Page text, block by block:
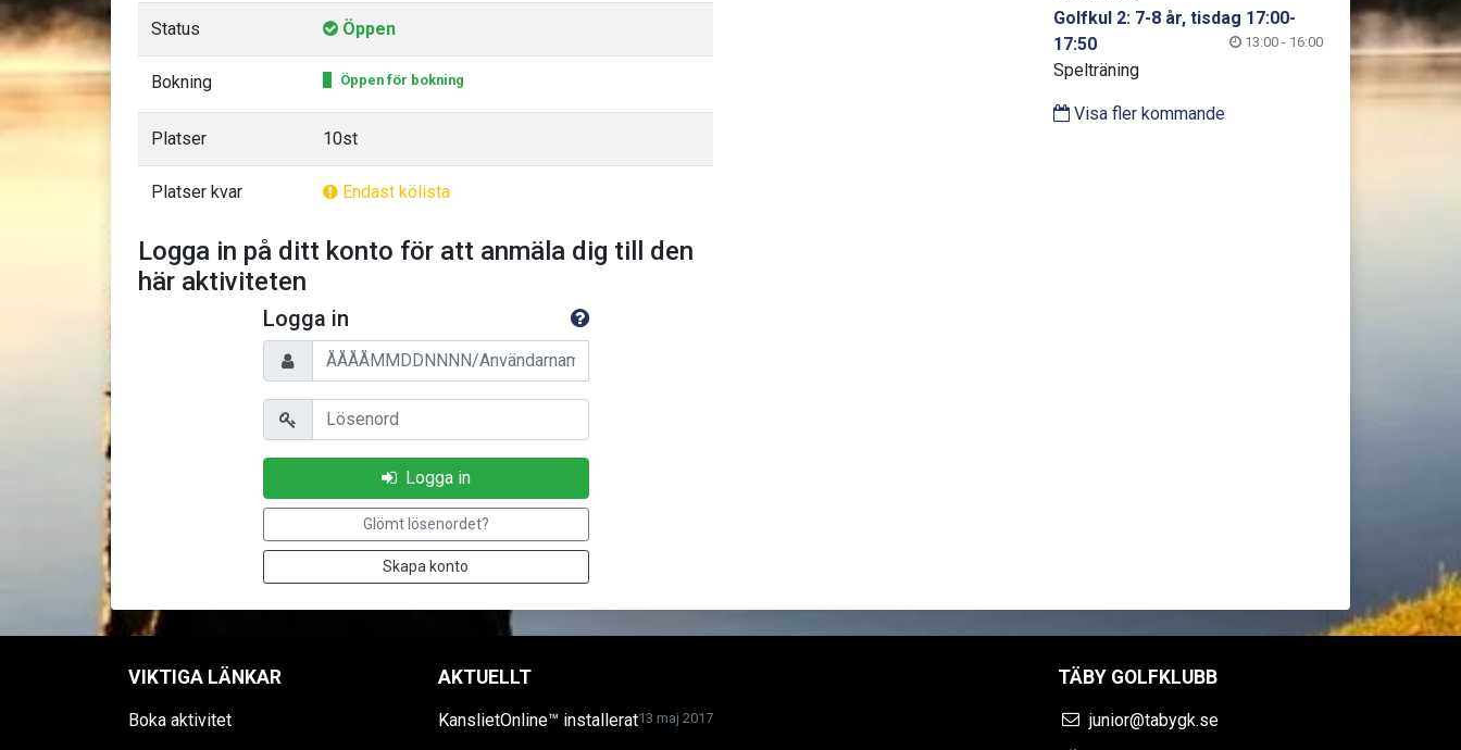
Status Öppen
Bokning Öppen för bokning
Platser 10st
Platser kvar Endast kölista
Logga in på ditt konto för att anmäla dig till den
här aktiviteten
Logga in
Personnummer/Användarnamn
Lösenord
Logga in
Glömt lösenordet?
Skapa konto
Golfkul 2: 7-8 år, tisdag 17:00-
17:50
13:00 - 16:00
Spelträning
Visa fler kommande
VIKTIGA LÄNKAR
Boka aktivitet
AKTUELLT
KanslietOnline™ installerat13 maj 2017
TÄBY GOLFKLUBB
junior@tabygk.se